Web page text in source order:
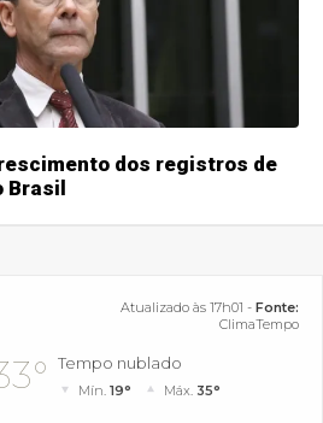
dos registros de
Brasil
Atualizado às 17h01 - Fonte:
ClimaTempo
Tempo nublado
Mín.19° Máx. 35°